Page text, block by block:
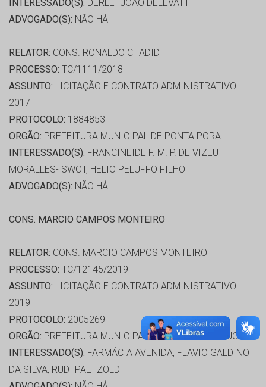
INTERESSADO(S): DERLEI JOÃO DELEVATTI
ADVOGADO(S): NÃO HÁ
RELATOR: CONS. RONALDO CHADID
PROCESSO: TC/1111/2018
ASSUNTO: LICITAÇÃO E CONTRATO ADMINISTRATIVO
2017
PROTOCOLO: 1884853
ORGÃO: PREFEITURA MUNICIPAL DE PONTA PORA
INTERESSADO(S): FRANCINEIDE F. M. P. DE VIZEU
MORALLES- SWOT, HELIO PELUFFO FILHO
ADVOGADO(S): NÃO HÁ
CONS. MARCIO CAMPOS MONTEIRO
RELATOR: CONS. MARCIO CAMPOS MONTEIRO
PROCESSO: TC/12145/2019
ASSUNTO: LICITAÇÃO E CONTRATO ADMINISTRATIVO
2019
PROTOCOLO: 2005269
ORGÃO: PREFEITURA MUNICIPAL DE CORONEL SAPUCAIA
INTERESSADO(S): FARMÁCIA AVENIDA, FLAVIO GALDINO
DA SILVA, RUDI PAETZOLD